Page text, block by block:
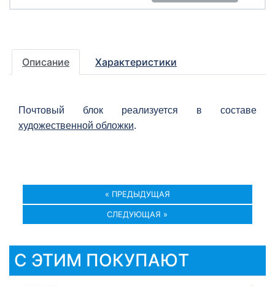
Описание Характеристики
Почтовый блок реализуется в составе
художественной обложки.
« ПРЕДЫДУЩАЯ
СЛЕДУЮЩАЯ »
С ЭТИМ ПОКУПАЮТ